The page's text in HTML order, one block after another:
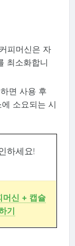
피머신은 자
최소화합니
면 사용 후
소요되는 시
하세요!
머신 + 캡슐
기